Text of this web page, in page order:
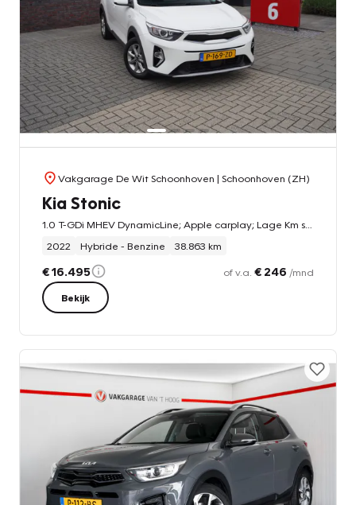
Vakgarage De Wit Schoonhoven | Schoonhoven (ZH)
Kia Stonic
2022
Hybride - Benzine 38.863 km
€ 16.495 of v.a. € 246 /mnd
Bekijk